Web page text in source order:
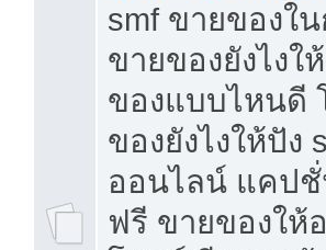
smf ขายของใ
ขายของยังไง
ของแบบไหนดี
ของยังไงให้ปั
ออนไลน์ แคป
ฟรี ขายของให้